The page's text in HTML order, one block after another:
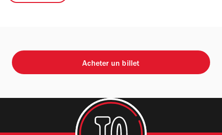
Acheter un billet